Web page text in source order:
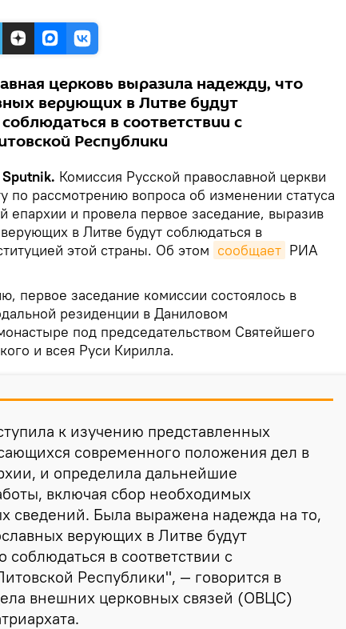
церковь выразила надежду, что
верующих в Литве будут
в соответствии с
Республики
Комиссия Русской православной церкви
по рассмотрению вопроса об изменении статуса
епархии и провела первое заседание, выразив
в Литве будут соблюдаться в
этой страны. Об этом сообщает РИА
первое заседание комиссии состоялось в
резиденции в Даниловом
под председательством Святейшего
и всея Руси Кирилла.
к изучению представленных
современного положения дел в
и определила дальнейшие
включая сбор необходимых
сведений. Была выражена надежда на то,
верующих в Литве будут
соблюдаться в соответствии с
Республики", — говорится в
внешних церковных связей (ОВЦС)